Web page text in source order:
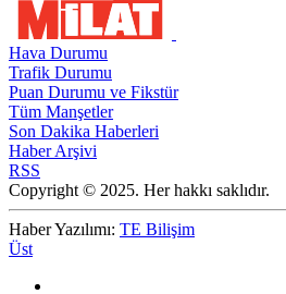
Hava Durumu
Trafik Durumu
Puan Durumu ve Fikstür
Tüm Manşetler
Son Dakika Haberleri
Haber Arşivi
RSS
Copyright © 2025. Her hakkı saklıdır.
Haber Yazılımı: TE Bilişim
Üst